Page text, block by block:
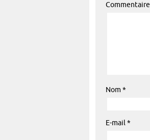
Commentaire
Nom *
E-mail *